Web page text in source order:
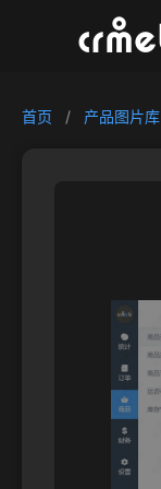
首页 / 产品图片库